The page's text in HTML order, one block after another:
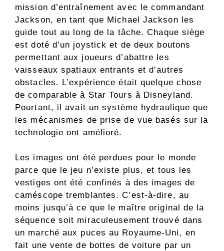
mission d’entraînement avec le commandant
Jackson, en tant que Michael Jackson les
guide tout au long de la tâche. Chaque siège
est doté d’un joystick et de deux boutons
permettant aux joueurs d’abattre les
vaisseaux spatiaux entrants et d’autres
obstacles. L’expérience était quelque chose
de comparable à Star Tours à Disneyland.
Pourtant, il avait un système hydraulique que
les mécanismes de prise de vue basés sur la
technologie ont amélioré.
Les images ont été perdues pour le monde
parce que le jeu n’existe plus, et tous les
vestiges ont été confinés à des images de
caméscope tremblantes. C’est-à-dire, au
moins jusqu’à ce que le maître original de la
séquence soit miraculeusement trouvé dans
un marché aux puces au Royaume-Uni, en
fait une vente de bottes de voiture par un